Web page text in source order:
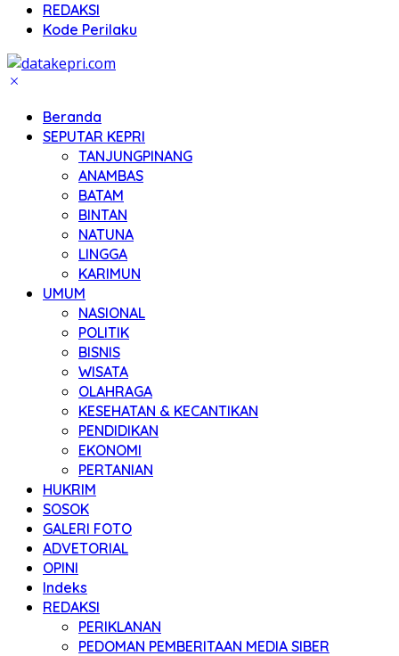
REDAKSI
Kode Perilaku
Beranda
SEPUTAR KEPRI
TANJUNGPINANG
ANAMBAS
BATAM
BINTAN
NATUNA
LINGGA
KARIMUN
UMUM
NASIONAL
POLITIK
BISNIS
WISATA
OLAHRAGA
KESEHATAN & KECANTIKAN
PENDIDIKAN
EKONOMI
PERTANIAN
HUKRIM
SOSOK
GALERI FOTO
ADVETORIAL
OPINI
Indeks
REDAKSI
PERIKLANAN
PEDOMAN PEMBERITAAN MEDIA SIBER